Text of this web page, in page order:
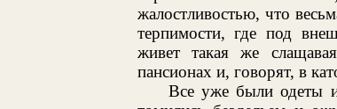
жалостливостью, что
терпимости, где под
живет такая же
пансионах и, говорят, в
Все уже были одеты